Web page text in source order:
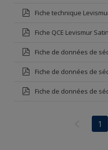
Fiche technique
Fiche QCE Levismur Satin
1